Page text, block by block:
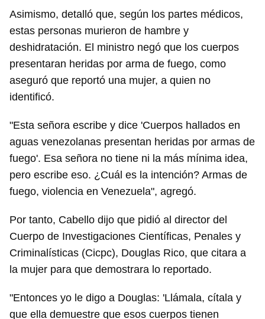
Asimismo, detalló que, según los partes médicos,
estas personas murieron de hambre y
deshidratación. El ministro negó que los cuerpos
presentaran heridas por arma de fuego, como
aseguró que reportó una mujer, a quien no
identificó.
"Esta señora escribe y dice 'Cuerpos hallados en
aguas venezolanas presentan heridas por armas de
fuego'. Esa señora no tiene ni la más mínima idea,
pero escribe eso. ¿Cuál es la intención? Armas de
fuego, violencia en Venezuela", agregó.
Por tanto, Cabello dijo que pidió al director del
Cuerpo de Investigaciones Científicas, Penales y
Criminalísticas (Cicpc), Douglas Rico, que citara a
la mujer para que demostrara lo reportado.
"Entonces yo le digo a Douglas: 'Llámala, cítala y
que ella demuestre que esos cuerpos tienen